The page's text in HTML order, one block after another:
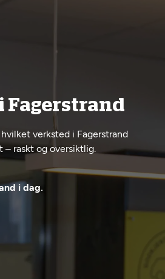
Fagerstrand
verksted i Fagerstrand
– raskt og oversiktlig.
i dag.